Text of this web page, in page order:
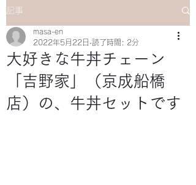
記事
大好きな牛丼チェーン
「吉野家」（京成船橋
店）の、牛丼セットです
masa-en
2022年5月22日 読了時間: 2分